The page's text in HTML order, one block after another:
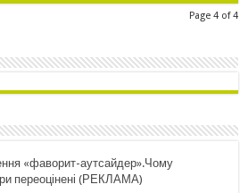
Page 4 of 4
«фаворит-аутсайдер».Чому
переоцінені (РЕКЛАМА)